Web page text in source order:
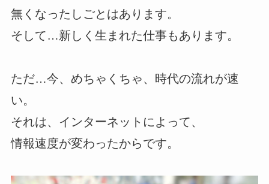
無くなったしごとはあります。
そして…新しく生まれた仕事もあります。
ただ…今、めちゃくちゃ、時代の流れが速
い。
それは、インターネットによって、
情報速度が変わったからです。